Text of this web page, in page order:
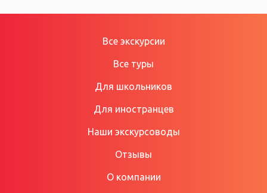
Все экскурсии
Все туры
Для школьников
Для иностранцев
Наши экскурсоводы
Отзывы
О компании